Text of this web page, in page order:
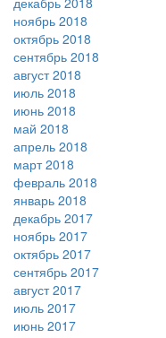
ноябрь 2018
октябрь 2018
сентябрь 2018
август 2018
июль 2018
июнь 2018
май 2018
апрель 2018
март 2018
февраль 2018
январь 2018
декабрь 2017
ноябрь 2017
октябрь 2017
сентябрь 2017
август 2017
июль 2017
июнь 2017